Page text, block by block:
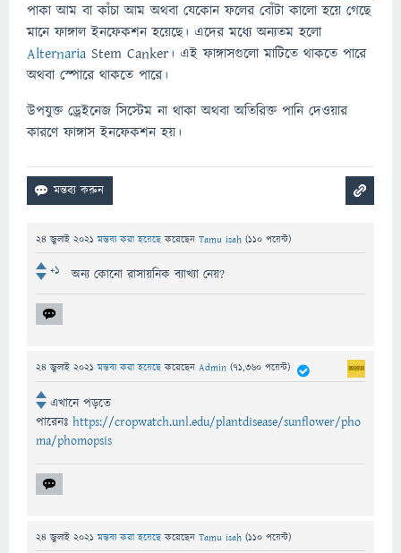
পাকা আম বা কাঁচা আম অথবা যেকোন ফলের বোঁটা কালো হয়ে গেছে
মানে ফাঙ্গাল ইনফেকশন হয়েছে। এদের মধ্যে অন্যতম হলো
Alternaria Stem Canker। এই ফাঙ্গাসগুলো মাটিতে থাকতে পারে
অথবা স্পোরে থাকতে পারে।
উপযুক্ত ড্রেইনেজ সিস্টেম না থাকা অথবা অতিরিক্ত পানি দেওয়ার
কারণে ফাঙ্গাস ইনফেকশন হয়।
24 জুলাই 2021 মন্তব্য করা হয়েছেকরেছেন Tamu isah (110 পয়েন্ট)
+1 অন্য কোনো রাসায়নিক ব্যাখ্যা নেয়?
24 জুলাই 2021 মন্তব্য করা হয়েছেকরেছেন Admin (71,360 পয়েন্ট)
এখানে পড়তে
পারেনঃ https://cropwatch.unl.edu/plantdisease/sunflower/pho
ma/phomopsis
24 জুলাই 2021 মন্তব্য করা হয়েছেকরেছেন Tamu isah (110 পয়েন্ট)